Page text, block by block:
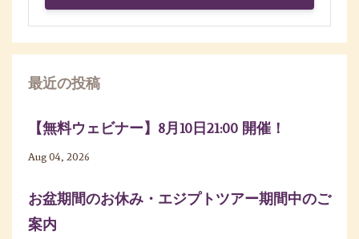
最近の投稿
【無料ウェビナー】8月10日21:00 開催！
Aug 04, 2026
お盆期間のお休み・エジプトツアー期間中のご
案内